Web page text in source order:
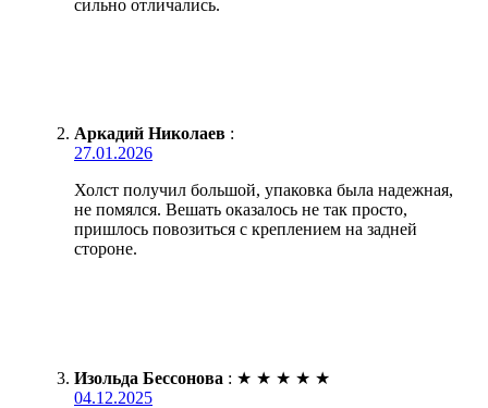
сильно отличались.
Аркадий Николаев :
27.01.2026
Холст получил большой, упаковка была надежная,
не помялся. Вешать оказалось не так просто,
пришлось повозиться с креплением на задней
стороне.
Изольда Бессонова : ★ ★ ★ ★ ★
04.12.2025